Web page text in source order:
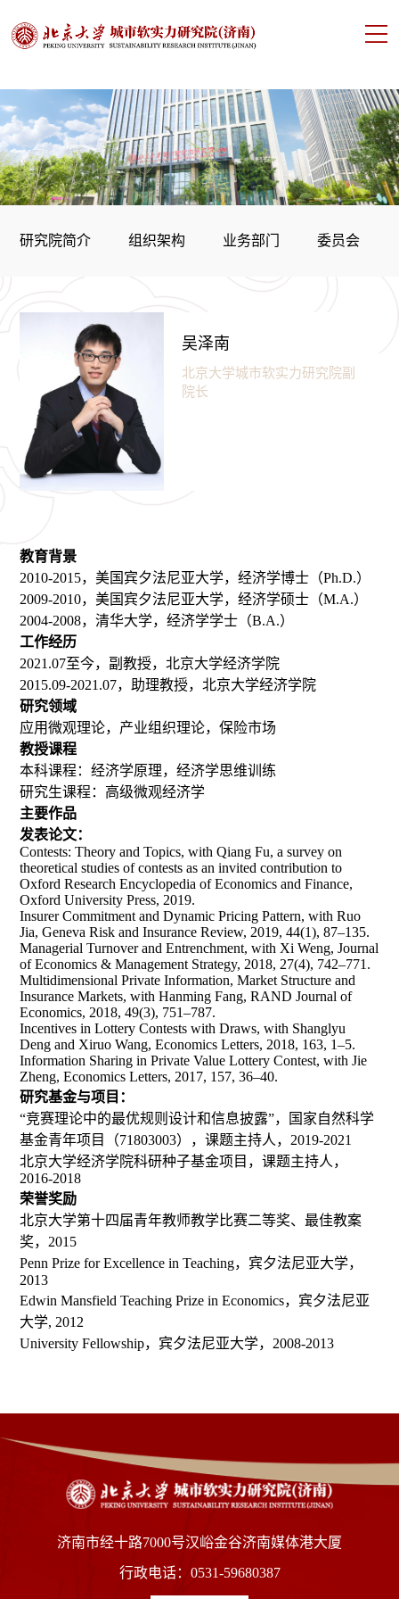
研究院简介 组织架构 业务部门 委员会
吴泽南
北京大学城市软实力研究院副
院长
教育背景
2010-2015，美国宾夕法尼亚大学，经济学博士（Ph.D.）
2009-2010，美国宾夕法尼亚大学，经济学硕士（M.A.）
2004-2008，清华大学，经济学学士（B.A.）
工作经历
2021.07至今，副教授，北京大学经济学院
2015.09-2021.07，助理教授，北京大学经济学院
研究领域
应用微观理论，产业组织理论，保险市场
教授课程
本科课程：经济学原理，经济学思维训练
研究生课程：高级微观经济学
主要作品
发表论文：
Contests: Theory and Topics, with Qiang Fu, a survey on
theoretical studies of contests as an invited contribution to
Oxford Research Encyclopedia of Economics and Finance,
Oxford University Press, 2019.
Insurer Commitment and Dynamic Pricing Pattern, with Ruo
Jia, Geneva Risk and Insurance Review, 2019, 44(1), 87–135.
Managerial Turnover and Entrenchment, with Xi Weng, Journal
of Economics & Management Strategy, 2018, 27(4), 742–771.
Multidimensional Private Information, Market Structure and
Insurance Markets, with Hanming Fang, RAND Journal of
Economics, 2018, 49(3), 751–787.
Incentives in Lottery Contests with Draws, with Shanglyu
Deng and Xiruo Wang, Economics Letters, 2018, 163, 1–5.
Information Sharing in Private Value Lottery Contest, with Jie
Zheng, Economics Letters, 2017, 157, 36–40.
研究基金与项目：
“竞赛理论中的最优规则设计和信息披露”，国家自然科学
基金青年项目（71803003），课题主持人，2019-2021
北京大学经济学院科研种子基金项目，课题主持人，
2016-2018
荣誉奖励
北京大学第十四届青年教师教学比赛二等奖、最佳教案
奖，2015
Penn Prize for Excellence in Teaching，宾夕法尼亚大学，
2013
Edwin Mansfield Teaching Prize in Economics，宾夕法尼亚
大学, 2012
University Fellowship，宾夕法尼亚大学，2008-2013
济南市经十路7000号汉峪金谷济南媒体港大厦
行政电话：0531-59680387